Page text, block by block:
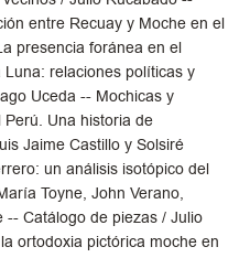
entre Recuay y Moche en el
presencia foránea en el
relaciones políticas y
Uceda -- Mochicas y
Una historia de
Jaime Castillo y Solsiré
un análisis isotópico del
Toyne, John Verano,
Catálogo de piezas / Julio
ortodoxia pictórica moche en